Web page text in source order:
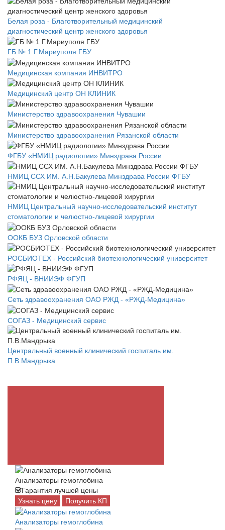
Белая роза - Благотворительный медицинский
диагностический центр женского здоровья
ГБ № 1 Г.Мариуполя ГБУ
Медицинская компания ИНВИТРО
Медицинский центр ОН КЛИНИК
Министерство здравоохранения Чувашии
Министерство здравоохранения Рязанской области
ФГБУ «НМИЦ радиологии» Минздрава России
НМИЦ ССХ ИМ. А.Н.Бакулева Минздрава России ФГБУ
НМИЦ Центральный научно-исследовательский институт
стоматологии и челюстно-лицевой хирургии
ООКБ БУЗ Орловской области
РОСБИОТЕХ - Российский биотехнологический университет
РФЯЦ - ВНИИЭФ ФГУП
Сеть здравоохранения ОАО РЖД - «РЖД-Медицина»
СОГАЗ - Медицинский сервис
Центральный военный клинический госпиталь им.
П.В.Мандрыка
Анализаторы гемоглобина
Гарантия лучшей цены
Узнать цену
Получить КП
Анализаторы гемоглобина